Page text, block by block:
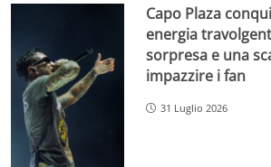
Capo Plaza
energia
sorpresa e una
impazzire i fan
31 Luglio 2026